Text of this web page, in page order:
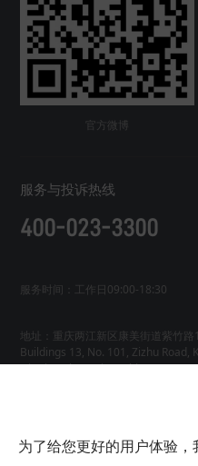
官方微博
服务与投诉热线
400-023-3300
服务时间：工作日09:00-18:30
地址：重庆两江新区康美街道紫竹
Buildings 13, No. 101, Zizhu
网站地图 工业AI智能体
为了给您更好的用户体验